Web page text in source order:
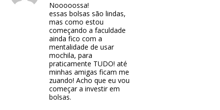
Nooooossa!
essas bolsas são lindas,
mas como estou
começando a faculdade
ainda fico com a
mentalidade de usar
mochila, para
praticamente TUDO! até
minhas amigas ficam me
zuando! Acho que eu vou
começar a investir em
bolsas.